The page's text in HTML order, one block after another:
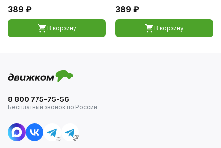
389 ₽
В корзину
389 ₽
В корзину
8 800 775-75-56
Бесплатный звонок по России